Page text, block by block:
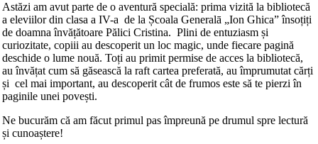
Astăzi am avut parte de o aventură specială: prima vizită la bibliotecă
a eleviilor din clasa a IV-a de la Școala Generalā „Ion Ghica” însoțiți
de doamna învățătoare Pălici Cristina. Plini de entuziasm și
curiozitate, copiii au descoperit un loc magic, unde fiecare pagină
deschide o lume nouă. Toți au primit permise de acces la bibliotecă,
au învățat cum să găsească la raft cartea preferată, au împrumutat cărți
și cel mai important, au descoperit cât de frumos este să te pierzi în
paginile unei povești.
Ne bucurăm că am făcut primul pas împreună pe drumul spre lectură
și cunoaștere!